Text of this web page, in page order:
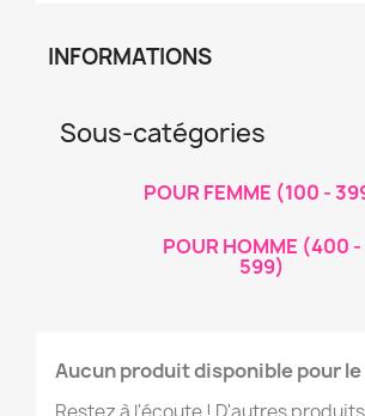
INFORMATIONS
Sous-catégories
POUR FEMME (100 -
POUR HOMME (400 -
599)
Aucun produit disponible pour